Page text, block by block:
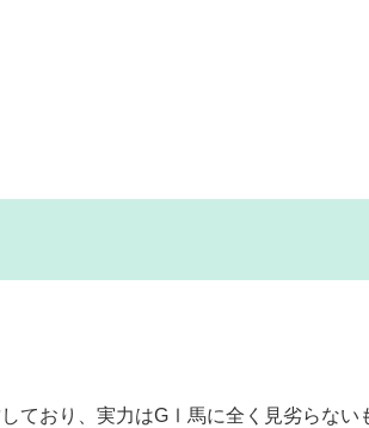
ており、実力はGⅠ馬に全く見劣らない